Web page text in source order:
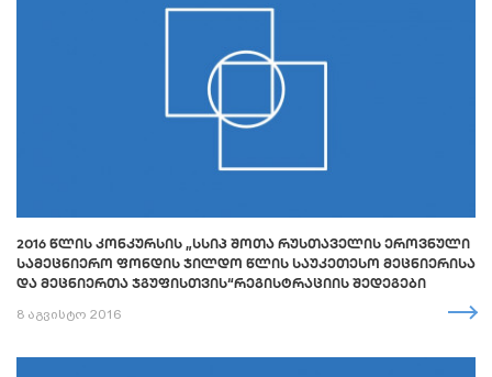
2016 ᲬᲚᲘᲡ ᲙᲝᲜᲙᲣᲠᲡᲘᲡ „ᲡᲡᲘᲞ ᲨᲝᲗᲐ ᲠᲣᲡᲗᲐᲕᲔᲚᲘᲡ ᲔᲠᲝᲕᲜᲣᲚᲘ
ᲡᲐᲛᲔᲪᲜᲘᲔᲠᲝ ᲤᲝᲜᲓᲘᲡ ᲯᲘᲚᲓᲝ ᲬᲚᲘᲡ ᲡᲐᲣᲙᲔᲗᲔᲡᲝ ᲛᲔᲪᲜᲘᲔᲠᲘᲡᲐ
ᲓᲐ ᲛᲔᲪᲜᲘᲔᲠᲗᲐ ᲯᲒᲣᲤᲘᲡᲗᲕᲘᲡ“ᲠᲔᲒᲘᲡᲢᲠᲐᲪᲘᲘᲡ ᲨᲔᲓᲔᲒᲔᲑᲘ
8 აგვისტო 2016